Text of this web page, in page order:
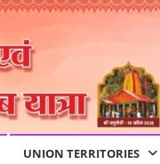
UNION TERRITORIES